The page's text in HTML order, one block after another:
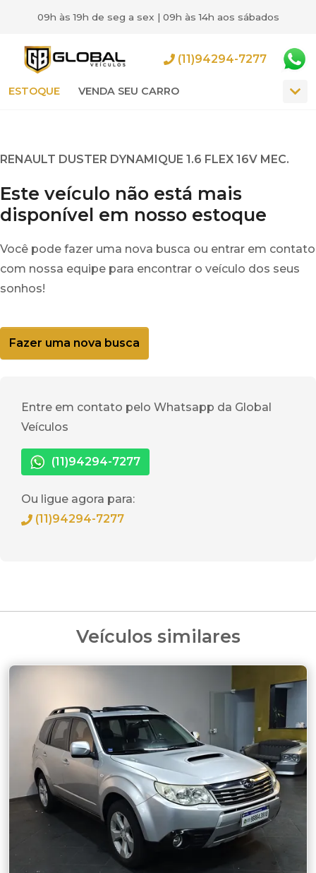
09h às 19h de seg a sex | 09h às 14h aos sábados
ESTOQUE VENDA SEU CARRO
(11)94294-7277
RENAULT DUSTER DYNAMIQUE 1.6 FLEX 16V MEC.
Este veículo não está mais
disponível em nosso estoque
Você pode fazer uma nova busca ou entrar em contato
com nossa equipe para encontrar o veículo dos seus
sonhos!
Fazer uma nova busca
Entre em contato pelo Whatsapp da Global
Veículos
(11)94294-7277
Ou ligue agora para:
(11)94294-7277
Veículos similares